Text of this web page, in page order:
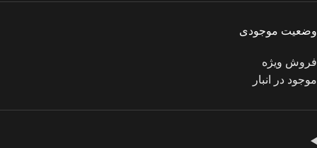
وضعیت موجودی
فروش ویژه
موجود در انبار